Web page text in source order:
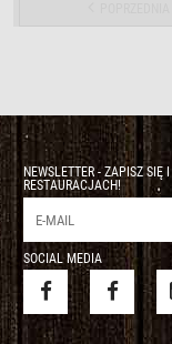
NEWSLETTER - ZAPISZ
RESTAURACJACH!
SOCIAL MEDIA